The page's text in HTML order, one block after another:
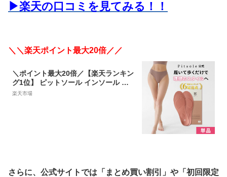
▶楽天の口コミを見てみる！！
＼＼楽天ポイント最大20倍／／
＼ポイント最大20倍／【楽天ランキン
グ1位】 ピットソール インソール 中
敷き ダイエットインソール 疲れない
楽天市場
さらに、公式サイトでは「まとめ買い割引」や「初回限定